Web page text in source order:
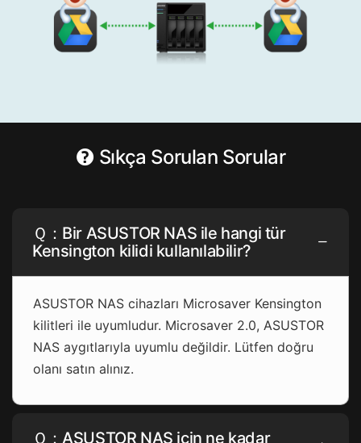
Sıkça Sorulan Sorular
Ｑ：Bir ASUSTOR NAS ile hangi tür
Kensington kilidi kullanılabilir?
ASUSTOR NAS cihazları Microsaver Kensington
kilitleri ile uyumludur. Microsaver 2.0, ASUSTOR
NAS aygıtlarıyla uyumlu değildir. Lütfen doğru
olanı satın alınız.
Ｑ：ASUSTOR NAS için ne kadar